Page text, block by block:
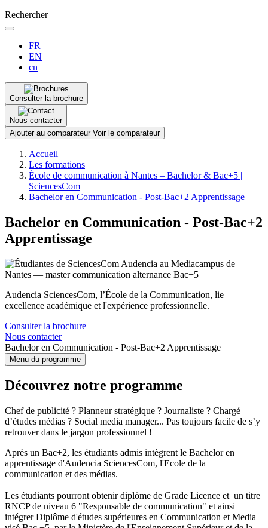
Rechercher
FR
EN
cn
Consulter la brochure
Nous contacter
Ajouter au comparateur Voir le comparateur
d'Ariane
Accueil
Les formations
École de communication à Nantes – Bachelor & Bac+5 |
SciencesCom
Bachelor en Communication - Post-Bac+2 Apprentissage
Bachelor en Communication - Post-Bac+2
Apprentissage
Audencia SciencesCom, l’École de la Communication, lie
excellence académique et l'expérience professionnelle.
Consulter la brochure
Nous contacter
Bachelor en Communication - Post-Bac+2 Apprentissage
Menu du programme
Découvrez notre programme
Chef de publicité ? Planneur stratégique ? Journaliste ? Chargé
d’études médias ? Social media manager... Pas toujours facile de s’y
retrouver dans le jargon professionnel !
Après un Bac+2, les étudiants admis intègrent le Bachelor en
apprentissage d'Audencia SciencesCom, l'Ecole de la
communication et des médias.
Les étudiants pourront obtenir diplôme de Grade Licence et un titre
RNCP de niveau 6 "Responsable de communication" et ainsi
intégrer Diplôme d'études supérieures en Communication et Media